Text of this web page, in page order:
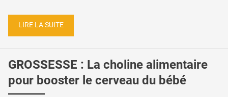
LIRE LA SUITE
GROSSESSE : La choline alimentaire
pour booster le cerveau du bébé